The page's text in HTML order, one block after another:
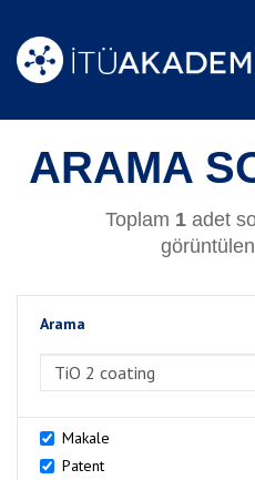
ARAMA
Toplam 1adet
Arama
Makale
Patent